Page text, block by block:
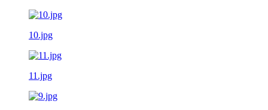
10.jpg
11.jpg